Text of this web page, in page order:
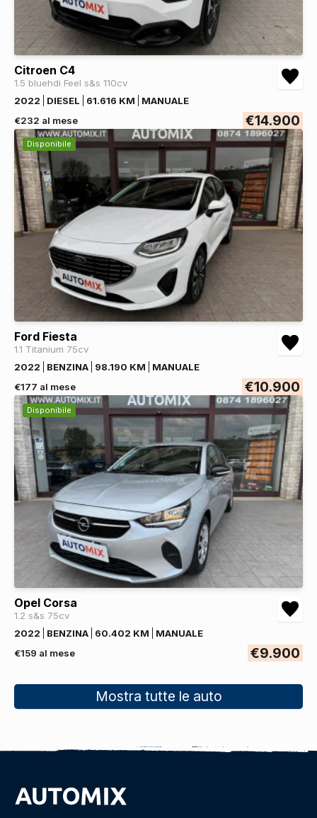
Citroen C4
1.5 bluehdi Feel s&s 110cv
2022
DIESEL 61.616 KM
MANUALE
€232 al mese
€14.900
Disponibile
Ford Fiesta
1.1 Titanium 75cv
2022
BENZINA 98.190 KM
MANUALE
€177 al mese
€10.900
Disponibile
Opel Corsa
1.2 s&s 75cv
2022
BENZINA 60.402 KM
MANUALE
€159 al mese
€9.900
Mostra tutte le auto